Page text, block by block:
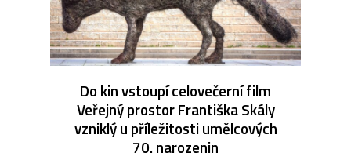
Do kin vstoupí celovečerní film
Veřejný prostor Františka Skály
vzniklý u příležitosti umělcových
70. narozenin